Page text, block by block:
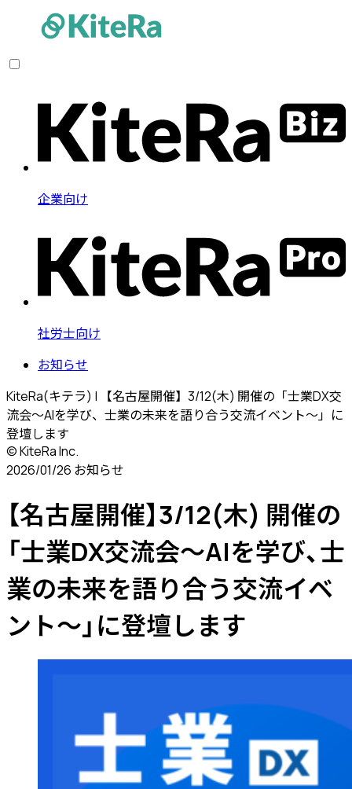
企業向け
社労士向け
お知らせ
KiteRa(キテラ) | 【名古屋開催】3/12(木) 開催の「士業DX交
流会～AIを学び、士業の未来を語り合う交流イベント～」に
登壇します
© KiteRa Inc.
2026/01/26 お知らせ
【名古屋開催】3/12(木) 開催の
「士業DX交流会～AIを学び、士
業の未来を語り合う交流イベ
ント～」に登壇します